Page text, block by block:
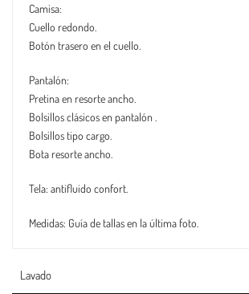
Camisa:
Cuello redondo.
Botón trasero en el cuello.
Pantalón:
Pretina en resorte ancho.
Bolsillos clásicos en pantalón .
Bolsillos tipo cargo.
Bota resorte ancho.
Tela: antifluido confort.
Medidas: Guía de tallas en la última foto.
Lavado